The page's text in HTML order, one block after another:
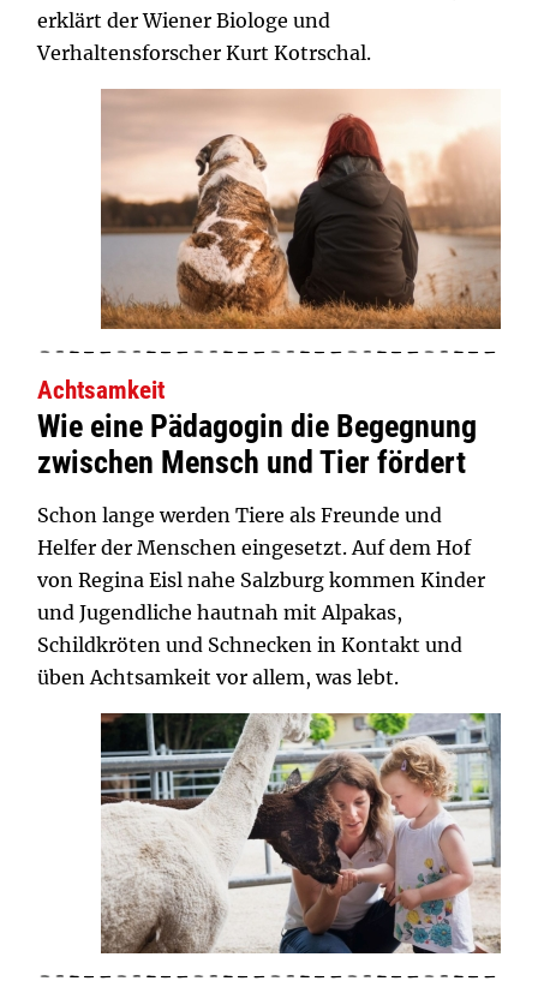
erklärt der Wiener Biologe und
Verhaltensforscher Kurt Kotrschal.
Achtsamkeit
Wie eine Pädagogin die Begegnung
zwischen Mensch und Tier fördert
Schon lange werden Tiere als Freunde und
Helfer der Menschen eingesetzt. Auf dem Hof
von Regina Eisl nahe Salzburg kommen Kinder
und Jugendliche hautnah mit Alpakas,
Schildkröten und Schnecken in Kontakt und
üben Achtsamkeit vor allem, was lebt.